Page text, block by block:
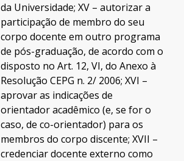
da Universidade; XV – autorizar a
participação de membro do seu
corpo docente em outro programa
de pós-graduação, de acordo com o
disposto no Art. 12, VI, do Anexo à
Resolução CEPG n. 2/ 2006; XVI –
aprovar as indicações de
orientador acadêmico (e, se for o
caso, de co-orientador) para os
membros do corpo discente; XVII –
credenciar docente externo como